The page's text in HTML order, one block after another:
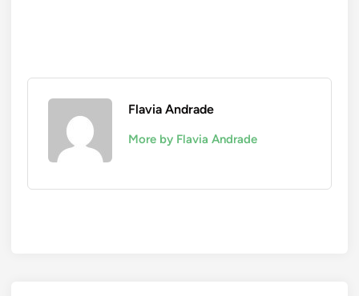
Flavia Andrade
More by Flavia Andrade